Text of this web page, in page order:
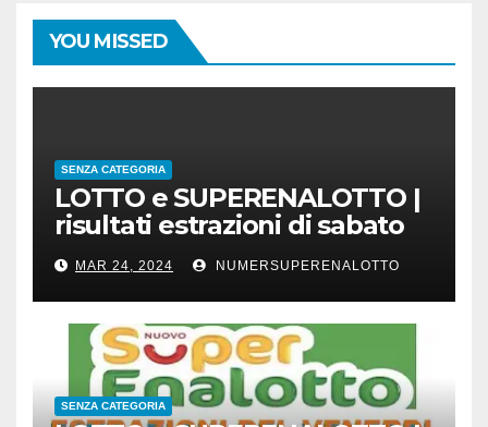
YOU MISSED
SENZA CATEGORIA
LOTTO e SUPERENALOTTO |
risultati estrazioni di sabato
23 marzo 2024
MAR 24, 2024 NUMERSUPERENALOTTO
SENZA CATEGORIA